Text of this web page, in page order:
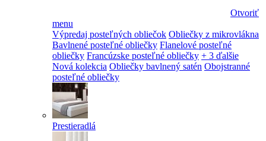
Otvoriť
menu
Výpredaj posteľných obliečok Obliečky z mikrovlákna
Bavlnené posteľné obliečky Flanelové posteľné
obliečky Francúzske posteľné obliečky + 3 ďalšie
Nová kolekcia Obliečky bavlnený satén Obojstranné
posteľné obliečky
Prestieradlá